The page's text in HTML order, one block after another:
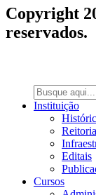
Copyright
reservados.
Instituição
Reitoria
Editais
Cursos